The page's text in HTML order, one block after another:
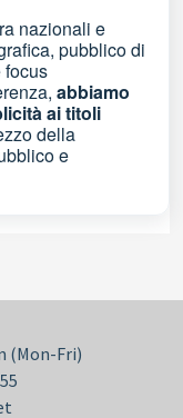
nazionali e
pubblico di
focus
abbiamo
ai titoli
della
e
(Mon-Fri)